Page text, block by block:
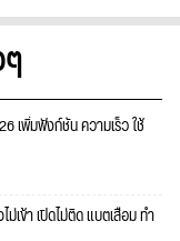
เพิ่มฟังก์ชั่น ความเร็ว ใช้
ข้า เปิดไม่ติด แบตเสื่อม ทำ